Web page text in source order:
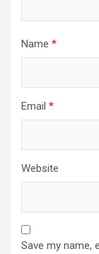
Name *
Email *
Website
Save my name,